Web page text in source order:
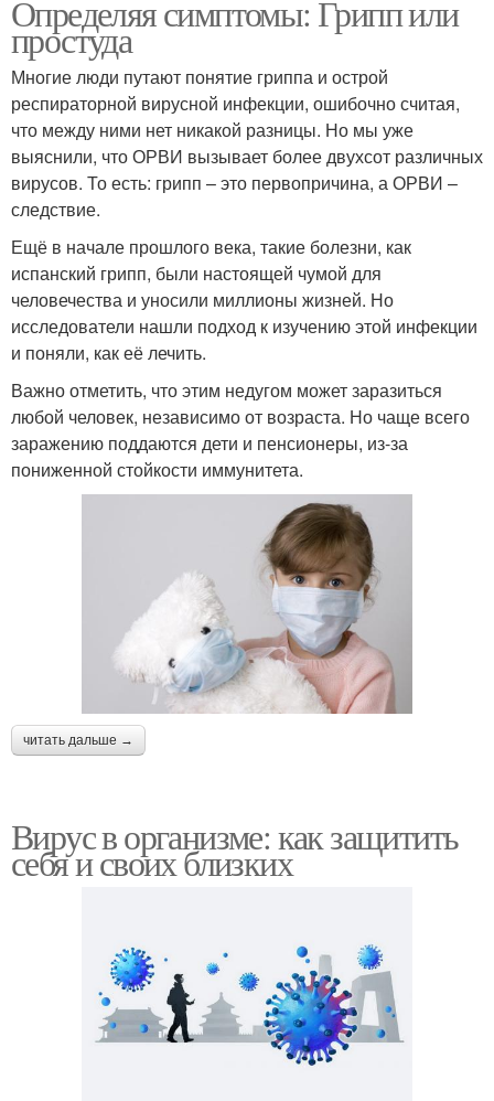
Определяя симптомы: Грипп или
простуда
Многие люди путают понятие гриппа и острой
респираторной вирусной инфекции, ошибочно считая,
что между ними нет никакой разницы. Но мы уже
выяснили, что ОРВИ вызывает более двухсот различных
вирусов. То есть: грипп – это первопричина, а ОРВИ –
следствие.
Ещё в начале прошлого века, такие болезни, как
испанский грипп, были настоящей чумой для
человечества и уносили миллионы жизней. Но
исследователи нашли подход к изучению этой инфекции
и поняли, как её лечить.
Важно отметить, что этим недугом может заразиться
любой человек, независимо от возраста. Но чаще всего
заражению поддаются дети и пенсионеры, из-за
пониженной стойкости иммунитета.
читать дальше →
Вирус в организме: как защитить
себя и своих близких